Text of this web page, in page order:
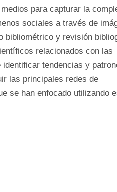
para capturar la
sociales a través de
bibliométrico y revisión
relacionados con las
tendencias y
las principales redes de
se han enfocado utilizando